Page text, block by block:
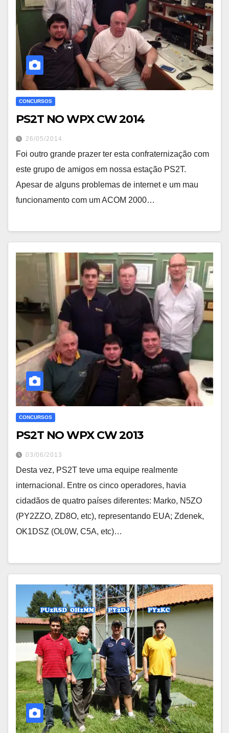
CONCURSOS
PS2T NO WPX CW 2014
26/05/2014
Foi outro grande prazer ter esta confraternização com
este grupo de amigos em nossa estação PS2T.
Apesar de alguns problemas de internet e um mau
funcionamento com um ACOM 2000…
CONCURSOS
PS2T NO WPX CW 2013
03/06/2013
Desta vez, PS2T teve uma equipe realmente
internacional. Entre os cinco operadores, havia
cidadãos de quatro países diferentes: Marko, N5ZO
(PY2ZZO, ZD8O, etc), representando EUA; Zdenek,
OK1DSZ (OL0W, C5A, etc)…